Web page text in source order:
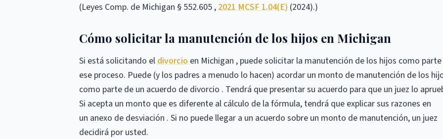
(Leyes Comp. de Michigan § 552.605 , 2021 MCSF 1.04(E) (2024).)
Cómo solicitar la manutención de los hijos en Michigan
Si está solicitando el divorcio en Michigan , puede solicitar la manutención de los hijos como
ese proceso. Puede (y los padres a menudo lo hacen) acordar un monto de manutención de los
como parte de un acuerdo de divorcio . Tendrá que presentar su acuerdo para que un juez lo
Si acepta un monto que es diferente al cálculo de la fórmula, tendrá que explicar sus razones en
un anexo de desviación . Si no puede llegar a un acuerdo sobre un monto de manutención, un juez
decidirá por usted.